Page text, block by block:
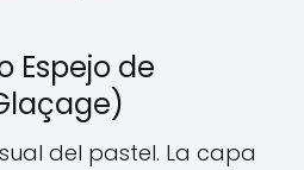
Espejo de
del pastel. La capa